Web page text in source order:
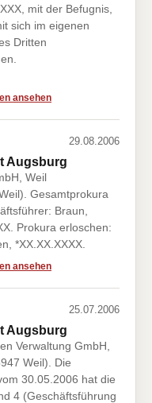
mit der Befugnis,
sich im eigenen
Dritten
ansehen
29.08.2006
Augsburg
Weil
Gesamtprokura
Braun,
Prokura erloschen:
*XX.XX.XXXX.
ansehen
25.07.2006
Augsburg
Verwaltung GmbH,
Weil). Die
30.05.2006 hat die
4 (Geschäftsführung